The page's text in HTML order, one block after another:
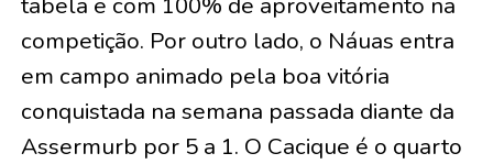
competição. Por outro lado, o Náuas entra
em campo animado pela boa vitória
conquistada na semana passada diante da
Assermurb por 5 a 1. O Cacique é o quarto